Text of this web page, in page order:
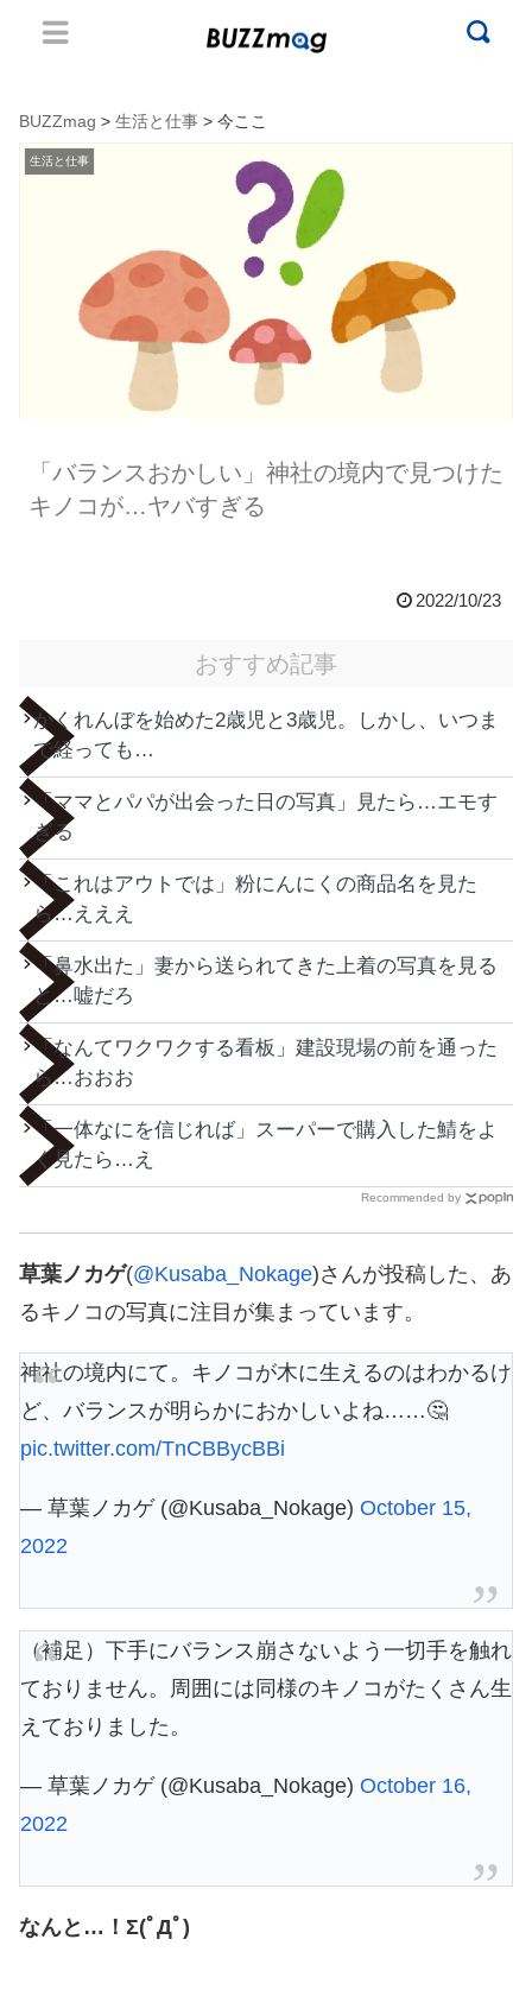
BUZZmag > 生活と仕事 > 今ここ
生活と仕事
「バランスおかしい」神社の境内で見つけた
キノコが…ヤバすぎる
2022/10/23
おすすめ記事
かくれんぼを始めた2歳児と3歳児。しかし、いつま
で経っても…
「ママとパパが出会った日の写真」見たら…エモす
ぎる
「これはアウトでは」粉にんにくの商品名を見た
ら…えええ
「鼻水出た」妻から送られてきた上着の写真を見る
と…嘘だろ
「なんてワクワクする看板」建設現場の前を通った
ら…おおお
「一体なにを信じれば」スーパーで購入した鯖をよ
く見たら…え
Recommended by
草葉ノカゲ(@Kusaba_Nokage)さんが投稿した、あ
るキノコの写真に注目が集まっています。
神社の境内にて。キノコが木に生えるのはわかるけ
ど、バランスが明らかにおかしいよね……🤔
pic.twitter.com/TnCBBycBBi
— 草葉ノカゲ (@Kusaba_Nokage) October 15,
2022
（補足）下手にバランス崩さないよう一切手を触れ
ておりません。周囲には同様のキノコがたくさん生
えておりました。
— 草葉ノカゲ (@Kusaba_Nokage) October 16,
2022
なんと…！Σ(ﾟДﾟ)